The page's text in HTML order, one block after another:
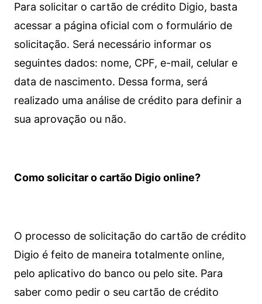
Para solicitar o cartão de crédito Digio, basta
acessar a página oficial com o formulário de
solicitação. Será necessário informar os
seguintes dados: nome, CPF, e-mail, celular e
data de nascimento. Dessa forma, será
realizado uma análise de crédito para definir a
sua aprovação ou não.
Como solicitar o cartão Digio online?
O processo de solicitação do cartão de crédito
Digio é feito de maneira totalmente online,
pelo aplicativo do banco ou pelo site. Para
saber como pedir o seu cartão de crédito